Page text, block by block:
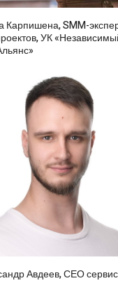
Карпишена, SMM-
УК
Авдеев, СЕО